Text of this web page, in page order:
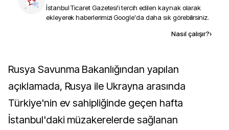
İstanbul Ticaret Gazetesi'i tercih edilen kaynak olarak
ekleyerek haberlerimizi Google'da daha sık görebilirsiniz.
Nasıl çalışır?›
Rusya Savunma Bakanlığından yapılan
açıklamada, Rusya ile Ukrayna arasında
Türkiye'nin ev sahipliğinde geçen hafta
İstanbul'daki müzakerelerde sağlanan